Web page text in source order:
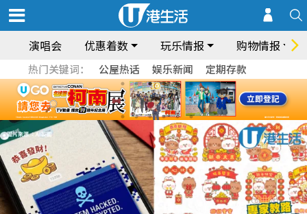
演唱会 优惠着数 玩乐情报 购物情报
热门关键词： 公屋热话 娱乐新闻 定期存款